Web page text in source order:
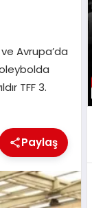
Avrupa’da
TFF 3.
Paylaş